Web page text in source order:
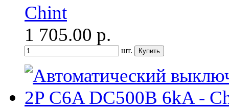
Chint
1 705.00 р.
шт.